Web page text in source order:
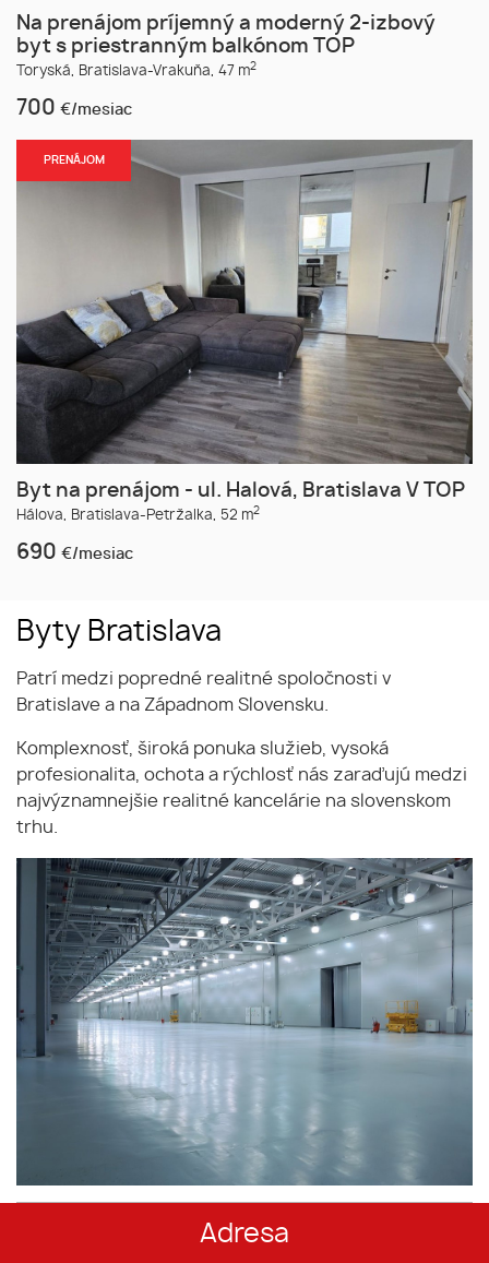
Na prenájom príjemný a moderný 2-izbový
byt s priestranným balkónom TOP
Toryská, Bratislava-Vrakuňa, 47 m2
700 €/mesiac
PRENÁJOM
Byt na prenájom - ul. Halová, Bratislava V TOP
Hálova, Bratislava-Petržalka, 52 m2
690 €/mesiac
Byty Bratislava
Patrí medzi popredné realitné spoločnosti v
Bratislave a na Západnom Slovensku.
Komplexnosť, široká ponuka služieb, vysoká
profesionalita, ochota a rýchlosť nás zaraďujú medzi
najvýznamnejšie realitné kancelárie na slovenskom
trhu.
Adresa